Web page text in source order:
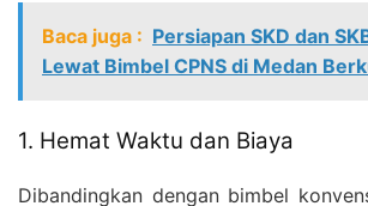
Baca juga : Persiapan SKD dan
Lewat Bimbel CPNS di Medan
1. Hemat Waktu dan Biaya
Dibandingkan dengan bimbel